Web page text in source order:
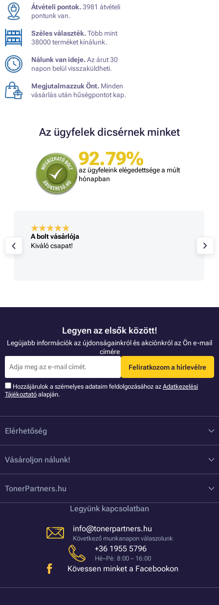
Átvételi pontok.3981 átvételi
pontunk van.
Széles választék.Több mint
38000 terméket kínálunk.
Nálunk van ideje.Az árut 30
napon belül visszaküldheti.
Megjutalmazzuk Önt. Minden
vásárlás után hűségpontot kap.
Az ügyfelek dicsérnek minket
92.79%
az ügyfeleink elégedettsége a múlt
hónapban
A bolt vásárlója
Kiváló csapat!
Legyen az elsők között!
Legújabb információk az újdonságainkról és akciónkról az Ön e-mail
címére
Feliratkozom a hírlevélre
Hozzájárulok a szémelyes adataim feldolgozásához az Adatkezelési
Tájékoztató alapján.
Elérhetőség
Vásároljon nálunk!
TonerPartners.hu
Legyünk kapcsolatban
info@tonerpartners.hu
Következő munkanapon válaszolunk
+36 1955 5796
Hé–Pé: 8:00 – 16:00
Kövessen minket a Facebookon